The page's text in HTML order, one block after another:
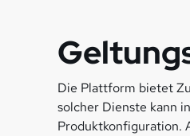
Die Plattform bietet
solcher Dienste kann
Produktkonfiguration.